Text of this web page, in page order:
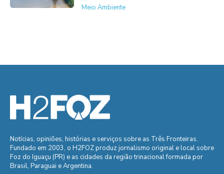
Meio Ambiente
Notícias, opiniões, histórias e serviços sobre as Três Fronteiras.
Fundado em 2003, o H2FOZ produz jornalismo original e local sobre
Foz do Iguaçu (PR) e as cidades da região trinacional formada por
Brasil, Paraguai e Argentina.